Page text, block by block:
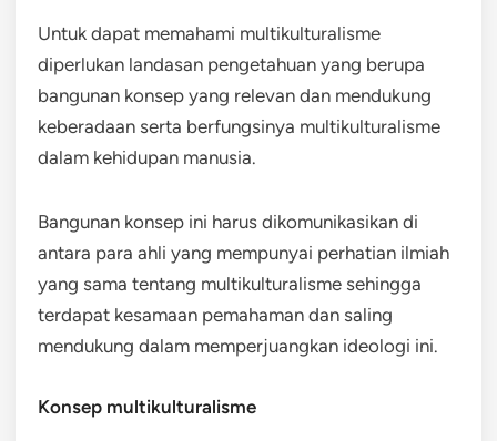
Untuk dapat memahami multikulturalisme
diperlukan landasan pengetahuan yang berupa
bangunan konsep yang relevan dan mendukung
keberadaan serta berfungsinya multikulturalisme
dalam kehidupan manusia.
Bangunan konsep ini harus dikomunikasikan di
antara para ahli yang mempunyai perhatian ilmiah
yang sama tentang multikulturalisme sehingga
terdapat kesamaan pemahaman dan saling
mendukung dalam memperjuangkan ideologi ini.
Konsep multikulturalisme